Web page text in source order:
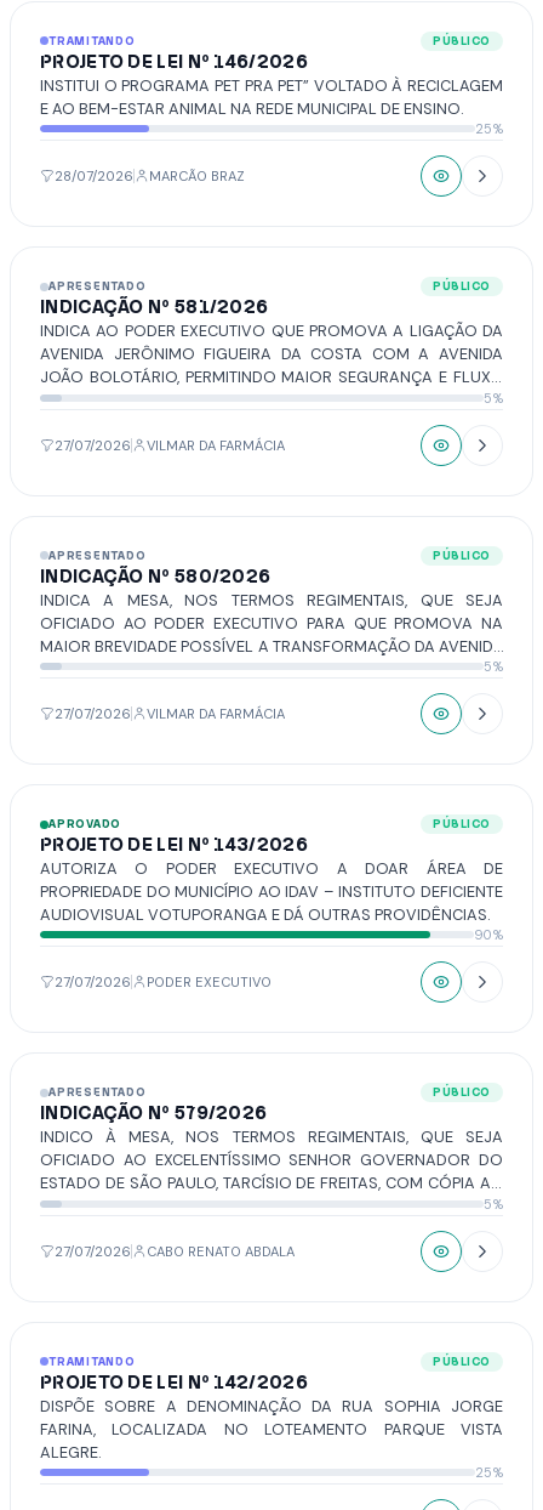
TRAMITANDO PÚBLICO
PROJETO DE LEI Nº 146/2026
INSTITUI O PROGRAMA PET PRA PET” VOLTADO À RECICLAGEM
E AO BEM-ESTAR ANIMAL NA REDE MUNICIPAL DE ENSINO.
25%
28/07/2026 MARCÃO BRAZ
APRESENTADO PÚBLICO
INDICAÇÃO Nº 581/2026
INDICA AO PODER EXECUTIVO QUE PROMOVA A LIGAÇÃO DA
AVENIDA JERÔNIMO FIGUEIRA DA COSTA COM A AVENIDA
JOÃO BOLOTÁRIO, PERMITINDO MAIOR SEGURANÇA E FLUXO
DE VEÍCULOS A TODOS QUE POR ALI TRAFEGAM.
5%
27/07/2026 VILMAR DA FARMÁCIA
APRESENTADO PÚBLICO
INDICAÇÃO Nº 580/2026
INDICA A MESA, NOS TERMOS REGIMENTAIS, QUE SEJA
OFICIADO AO PODER EXECUTIVO PARA QUE PROMOVA NA
MAIOR BREVIDADE POSSÍVEL A TRANSFORMAÇÃO DA AVENIDA
DEPUTADO AUREO FERREIRA EM SENTIDO ÚNICO DE DIREÇÃO
(SENTIDO CENTRO/BAIRRO), A PARTIR DA AVENIDA SEBASTIÃO
VAZ DE OLIVEIRA, PERMITINDO MAIOR SEGURANÇA E FLUXO
5%
27/07/2026 VILMAR DA FARMÁCIA
APROVADO PÚBLICO
PROJETO DE LEI Nº 143/2026
AUTORIZA O PODER EXECUTIVO A DOAR ÁREA DE
PROPRIEDADE DO MUNICÍPIO AO IDAV – INSTITUTO DEFICIENTE
AUDIOVISUAL VOTUPORANGA E DÁ OUTRAS PROVIDÊNCIAS.
90%
27/07/2026 PODER EXECUTIVO
APRESENTADO PÚBLICO
INDICAÇÃO Nº 579/2026
INDICO À MESA, NOS TERMOS REGIMENTAIS, QUE SEJA
OFICIADO AO EXCELENTÍSSIMO SENHOR GOVERNADOR DO
ESTADO DE SÃO PAULO, TARCÍSIO DE FREITAS, COM CÓPIA AO
SECRETÁRIO DE ESTADO DA SAÚDE, DR. ELEUSES PAIVA, QUE
DETERMINE À ÁREA TÉCNICA COMPETENTE A ADOÇÃO DAS
PROVIDÊNCIAS NECESSÁRIAS PARA A DISPONIBILIZAÇÃO DO
MEDICAMENTO NINTEDANIBE 100MG E 150MG (OFEV®) NA
MOLDES JÁ ADOTADOS POR OUTROS ESTADOS DA
FEDERAÇÃO.
5%
27/07/2026 CABO RENATO ABDALA
TRAMITANDO PÚBLICO
PROJETO DE LEI Nº 142/2026
DISPÕE SOBRE A DENOMINAÇÃO DA RUA SOPHIA JORGE
FARINA, LOCALIZADA NO LOTEAMENTO PARQUE VISTA
ALEGRE.
25%